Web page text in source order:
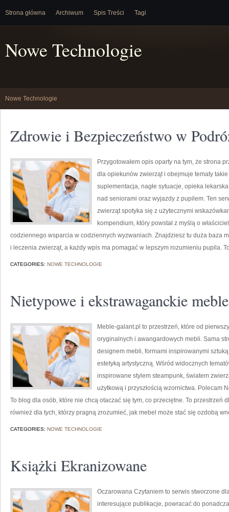
Strona główna Archiwum Spis Treści Tagi
Nowe Technologie
Nowe Technologie
Zdrowie i Bezpieczeństwo w
Przygotowałem opis oparty na tym, że strona
dla opiekunów zwierząt i obejmuje tematy
suplementacja, nagłe sytuacje, opieka
nad seniorami oraz wyjazdy z pupilem. Ten
zwierząt spotyka się z użytecznymi
kompendium, który powstał z myślą o
codziennego wsparcia w codziennych wyzwaniach. Znajdziesz tu duża baza
i leczenia zwierząt, a każdy wpis ma pomagać w lepszym rozumieniu pupila.
CATEGORIES: NOWE TECHNOLOGIE
Nietypowe i ekstrawaganckie meble
Meble-galant.pl to przestrzeń, które od
oryginalnych i awangardowych mebli. Sama
designem mebli, formami inspirowanymi
estetyką artystyczną. Wśród widocznych
inspirowane stylem steampunk, światem
użytkową i przyszłością wzornictwa. Polecam
To blog dla osób, które nie chcą otaczać się tym, co przeciętne. To przestrzeń
również dla tych, którzy pragną zrozumieć, jak mebel może stać się ozdobą
CATEGORIES: NOWE TECHNOLOGIE
Książki Ekranizowane
Oczarowana Czytaniem to serwis stworzone
interesujące publikacje, powracać do